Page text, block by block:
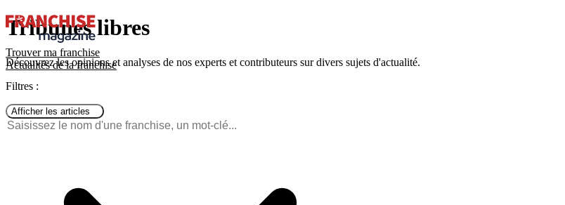
Trouver ma franchise
Actualités de la franchise
Tribunes libres
Découvrez les opinions et analyses de nos experts et contributeurs sur divers sujets d'actualité.
Filtres :
Afficher les articles